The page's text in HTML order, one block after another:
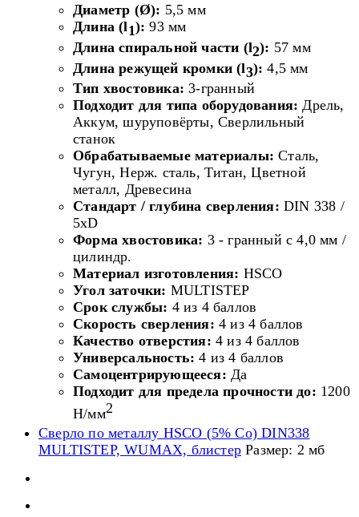
Диаметр (Ø): 5,5 мм
Длина (l1): 93 мм
Длина спиральной части (l2): 57 мм
Длина режущей кромки (l3): 4,5 мм
Тип хвостовика: 3-гранный
Подходит для типа оборудования: Дрель,
Аккум, шуруповёрты, Сверлильный
станок
Обрабатываемые материалы: Сталь,
Чугун, Нерж. сталь, Титан, Цветной
металл, Древесина
Стандарт / глубина сверления: DIN 338 /
5xD
Форма хвостовика: 3 - гранный с 4,0 мм /
цилиндр.
Материал изготовления: HSCO
Угол заточки: MULTISTEP
Срок службы: 4 из 4 баллов
Скорость сверления: 4 из 4 баллов
Качество отверстия: 4 из 4 баллов
Универсальность: 4 из 4 баллов
Самоцентрирующееся: Да
Подходит для предела прочности до: 1200
Н/мм2
Сверло по металлу HSCO (5% Co) DIN338
MULTISTEP, WUMAX, блистер Размер: 2 мб